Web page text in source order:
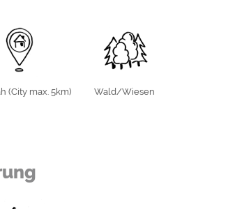
(City max. 5km) Wald/Wiesen